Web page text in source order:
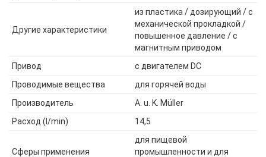
Другие характеристики
из пластика / дозирующий / с
механической прокладкой /
повышенное давление / с
магнитным приводом
Привод
с двигателем DC
Проводимые вещества
для горячей воды
Производитель
A. u. K. Müller
Расход (l/min)
14,5
Сферы применения
для пищевой
промышленности и для